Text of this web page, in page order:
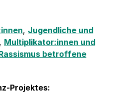
, Jugendliche und
, Multiplikator:innen und
betroffene
Projektes: